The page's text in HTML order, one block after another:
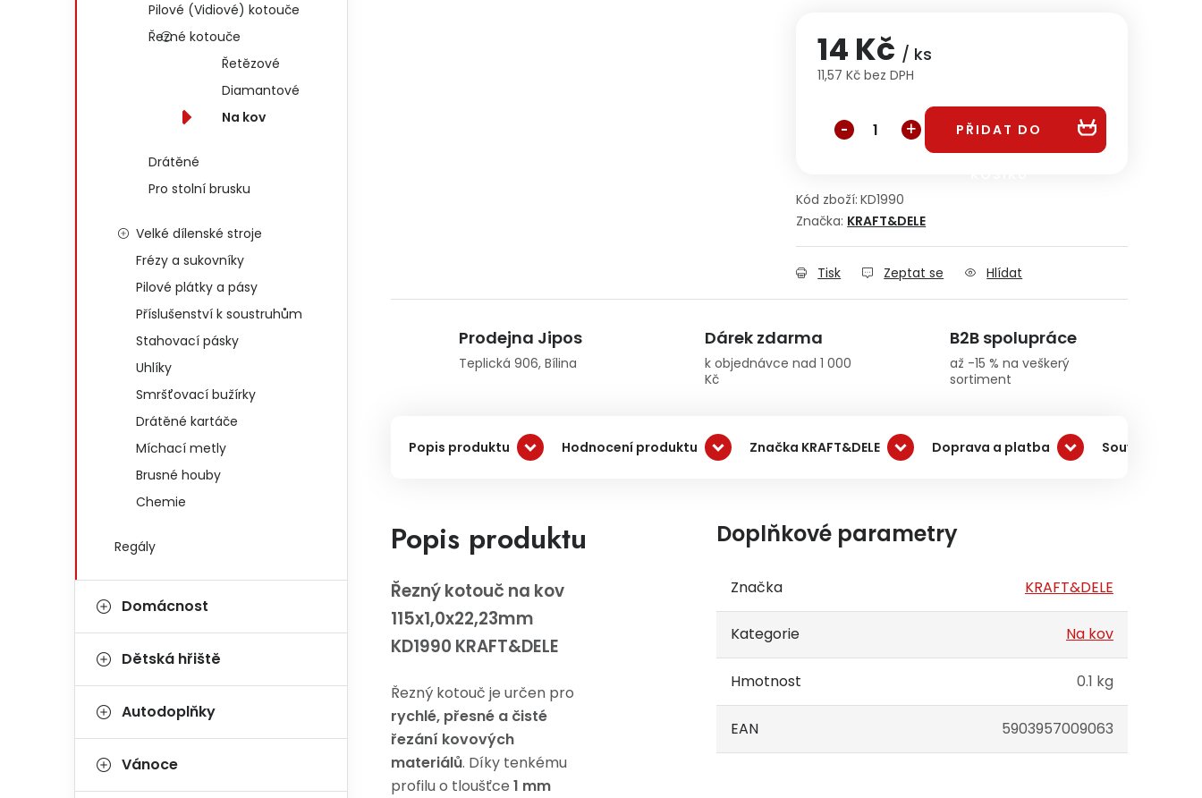
Pilové (Vidiové) kotouče
Řezné kotouče
Řetězové
Diamantové
Na kov
Drátěné
Pro stolní brusku
Velké dílenské stroje
Frézy a sukovníky
Pilové plátky a pásy
Příslušenství k soustruhům
Stahovací pásky
Uhlíky
Smršťovací bužírky
Drátěné kartáče
Míchací metly
Brusné houby
Chemie
Regály
Domácnost
Dětská hřiště
Autodoplňky
Vánoce
14 Kč / ks
11,57 Kč bez DPH
PŘIDAT DO
Kód zboží: KD1990
Značka: KRAFT&DELE
Tisk Zeptat se Hlídat
Prodejna Jipos
Teplická 906, Bílina
Dárek zdarma
k objednávce nad 1 000
Kč
B2B spolupráce
až -15 % na veškerý
sortiment
Popis produktu Hodnocení produktu Značka KRAFT&DELE Doprava a platba Související
Popis produktu
Řezný kotouč na kov
115x1,0x22,23mm
KD1990 KRAFT&DELE
Řezný kotouč je určen pro
rychlé, přesné a čisté
řezání kovových
materiálů. Díky tenkému
profilu o tloušťce 1 mm
Doplňkové parametry
Značka KRAFT&DELE
Kategorie Na kov
Hmotnost 0.1 kg
EAN 5903957009063